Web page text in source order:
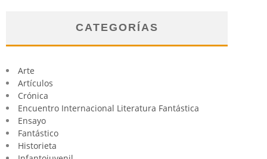
CATEGORÍAS
Arte
Artículos
Crónica
Encuentro Internacional Literatura Fantástica
Ensayo
Fantástico
Historieta